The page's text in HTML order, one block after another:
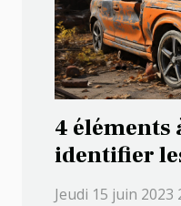
4
identifier
fiables
Jeudi 15 juin 2023